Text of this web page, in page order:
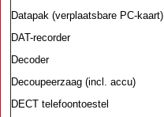
Datapak (verplaatsbare PC-kaart)
DAT-recorder
Decoder
Decoupeerzaag (incl. accu)
DECT telefoontoestel